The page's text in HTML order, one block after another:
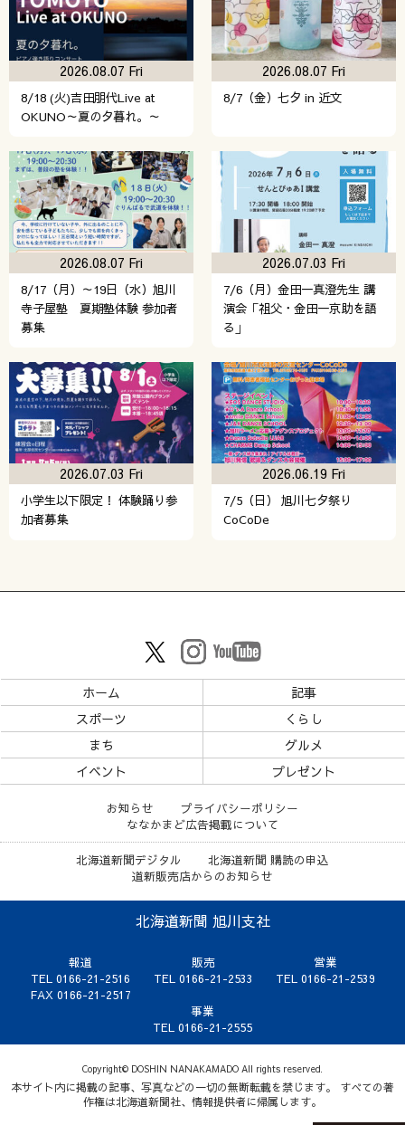
8/18 (火)吉田朋代Live at
OKUNO～夏の夕暮れ。～
2026.08.07 Fri
8/7（金）七夕 in 近文
2026.08.07 Fri
8/17（月）～19日（水）旭川
寺子屋塾 夏期塾体験 参加者
募集
2026.08.07 Fri
7/6（月）金田一真澄先生 講
演会「祖父・金田一京助を語
る」
2026.07.03 Fri
小学生以下限定！ 体験踊り参
加者募集
2026.07.03 Fri
7/5（日） 旭川七夕祭り
CoCoDe
2026.06.19 Fri
ホーム
記事
スポーツ
くらし
まち
グルメ
イベント
プレゼント
お知らせ
プライバシーポリシー
ななかまど広告掲載について
北海道新聞デジタル
北海道新聞 購読の申込
道新販売店からのお知らせ
北海道新聞 旭川支社
報道
TEL 0166-21-2516
FAX 0166-21-2517
販売
TEL 0166-21-2533
営業
TEL 0166-21-2539
事業
TEL 0166-21-2555
Copyright© DOSHIN NANAKAMADO All rights reserved.
本サイト内に掲載の記事、写真などの一切の無断転載を禁じます。 すべての著
作権は北海道新聞社、情報提供者に帰属します。